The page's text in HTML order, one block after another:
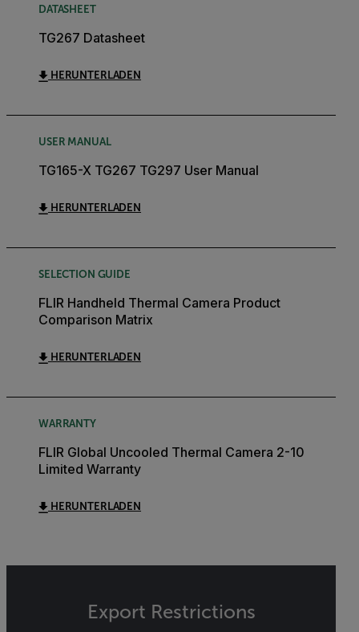
DATASHEET
TG267 Datasheet
HERUNTERLADEN
USER MANUAL
TG165-X TG267 TG297 User Manual
HERUNTERLADEN
SELECTION GUIDE
FLIR Handheld Thermal Camera Product
Comparison Matrix
HERUNTERLADEN
WARRANTY
FLIR Global Uncooled Thermal Camera 2-10
Limited Warranty
HERUNTERLADEN
Export Restrictions